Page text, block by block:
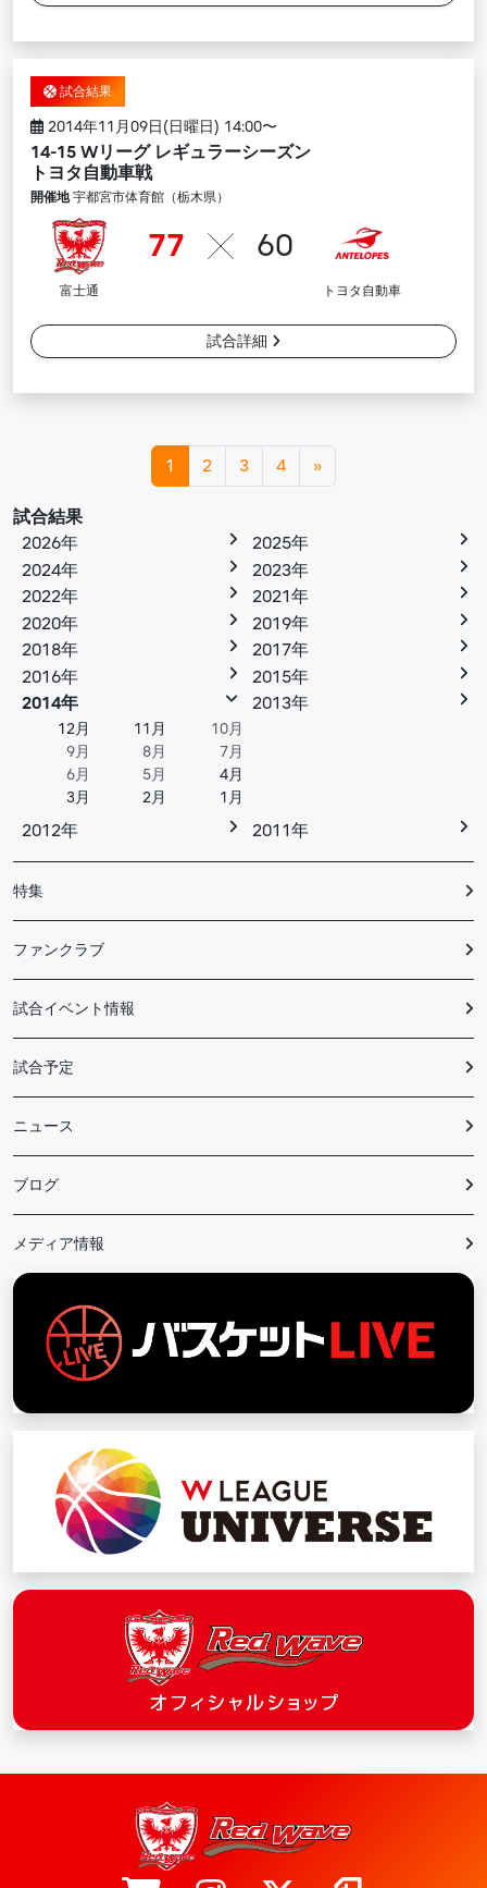
試合結果
2014年11月09日(日曜日) 14:00〜
14-15 Wリーグ レギュラーシーズン
トヨタ自動車戦
開催地宇都宮市体育館（栃木県）
77 60
富士通 トヨタ自動車
試合詳細
投稿ナビゲーション
1 2 3 4 »
試合結果
2026年
2025年
2024年
2023年
2022年
2021年
2020年
2019年
2018年
2017年
2016年
2015年
2014年
12月 11月
10月
9月
8月
7月
6月
5月
4月
3月
2月 1月
2013年
2012年 2011年
特集
ファンクラブ
試合イベント情報
試合予定
ニュース
ブログ
メディア情報